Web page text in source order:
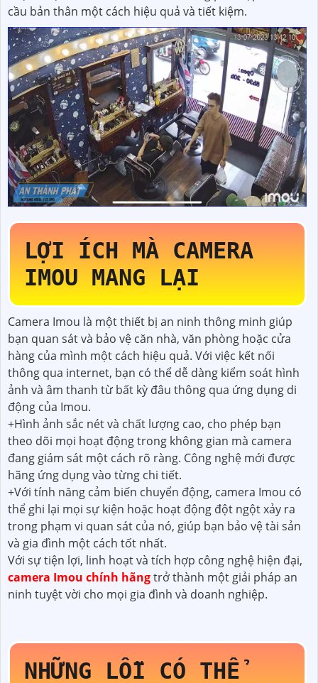
cầu bản thân một cách hiệu quả và tiết kiệm.
LỢI ÍCH MÀ CAMERA
IMOU MANG LẠI
Camera Imou là một thiết bị an ninh thông minh giúp
bạn quan sát và bảo vệ căn nhà, văn phòng hoặc cửa
hàng của mình một cách hiệu quả. Với việc kết nối
thông qua internet, bạn có thể dễ dàng kiểm soát hình
ảnh và âm thanh từ bất kỳ đâu thông qua ứng dụng di
động của Imou.
+Hình ảnh sắc nét và chất lượng cao, cho phép bạn
theo dõi mọi hoạt động trong không gian mà camera
đang giám sát một cách rõ ràng. Công nghệ mới được
hãng ứng dụng vào từng chi tiết.
+Với tính năng cảm biến chuyển động, camera Imou có
thể ghi lại mọi sự kiện hoặc hoạt động đột ngột xảy ra
trong phạm vi quan sát của nó, giúp bạn bảo vệ tài sản
và gia đình một cách tốt nhất.
Với sự tiện lợi, linh hoạt và tích hợp công nghệ hiện đại,
camera Imou chính hãngtrở thành một giải pháp an
ninh tuyệt vời cho mọi gia đình và doanh nghiệp.
NHỮNG LỖI CÓ THỂ